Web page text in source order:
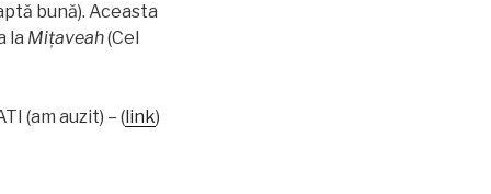
bună). Aceasta
la Miţaveah(Cel
(am auzit) – ( link)